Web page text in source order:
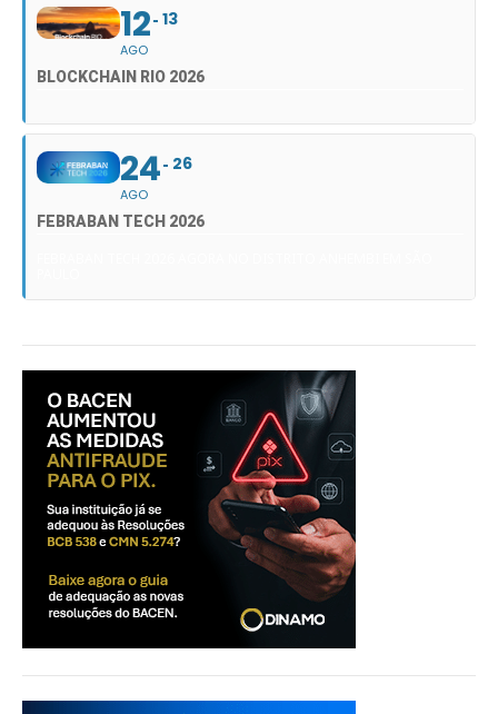
12
AGO
13
BLOCKCHAIN RIO 2026
24
AGO
26
FEBRABAN TECH 2026